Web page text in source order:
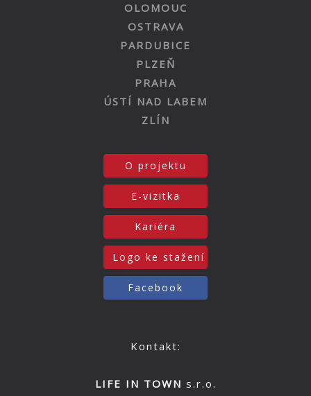
OLOMOUC
OSTRAVA
PARDUBICE
PLZEŇ
PRAHA
ÚSTÍ NAD LABEM
ZLÍN
O projektu
E-vizitka
Kariéra
Logo ke stažení
Facebook
Kontakt:
LIFE IN TOWN s.r.o.